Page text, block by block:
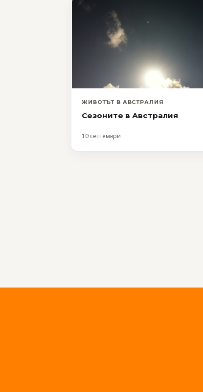
ЖИВОТЪТ В АВСТРАЛИЯ
Сезоните в Австралия
10 септември